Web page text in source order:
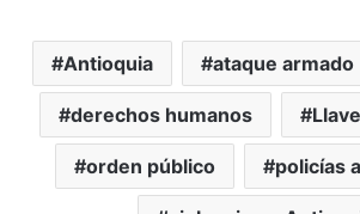
Antioquia ataque armado
derechos humanos
orden público policías